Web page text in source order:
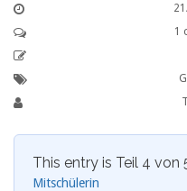
1
This entry is Teil 4 von
Mitschülerin